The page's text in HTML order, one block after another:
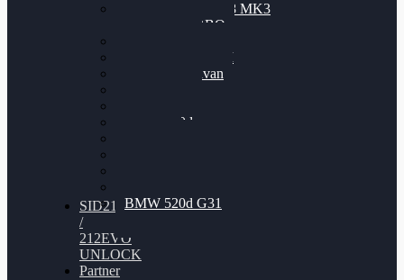
Nissan GT-R35 3.8 MK3
V6 TWINTURBO
VW Passat 2.0TDI
VW T6 Multivan
BMW 120d
BMW 520d G31
SID212
/
212EVO
UNLOCK
Partner